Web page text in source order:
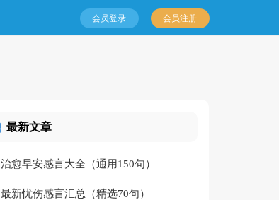
会员登录 会员注册
最新文章
治愈早安感言大全（通用150句）
最新忧伤感言汇总（精选70句）